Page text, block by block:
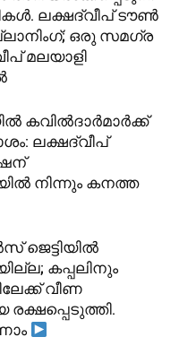
ലക്ഷദ്വീപ് ടൗൺ
ഒരു സമഗ്ര
മലയാളി
കവിൽദാർമാർക്ക്
ലക്ഷദ്വീപ്
നിന്നും കനത്ത
ജെട്ടിയിൽ
കപ്പലിനും
വീണ
രക്ഷപ്പെടുത്തി.